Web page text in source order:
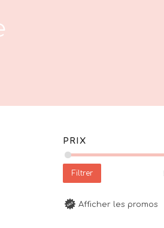
PRIX
Filtrer
Afficher les promos